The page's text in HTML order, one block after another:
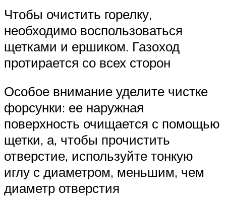
Чтобы очистить горелку,
необходимо воспользоваться
щетками и ершиком. Газоход
протирается со всех сторон
Особое внимание уделите чистке
форсунки: ее наружная
поверхность очищается с помощью
щетки, а, чтобы прочистить
отверстие, используйте тонкую
иглу с диаметром, меньшим, чем
диаметр отверстия